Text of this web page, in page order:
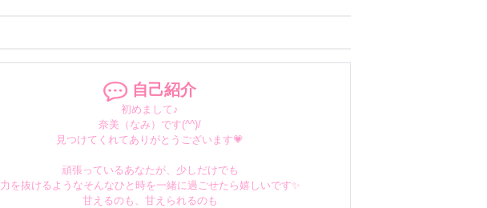
自己紹介
初めまして♪
奈美（なみ）です(^^)/
見つけてくれてありがとうございます💗
頑張っているあなたが、少しだけでも
力を抜けるようなそんなひと時を一緒に過ごせたら嬉しいです✨
甘えるのも、甘えられるのも